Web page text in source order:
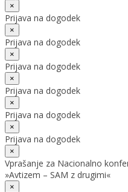
×
Prijava na dogodek
×
Prijava na dogodek
×
Prijava na dogodek
×
Prijava na dogodek
×
Prijava na dogodek
×
Prijava na dogodek
×
Vprašanje za Nacionalno
»Avtizem – SAM z drugimi«
×